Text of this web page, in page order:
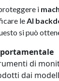
i
leAI
si può
di
dai